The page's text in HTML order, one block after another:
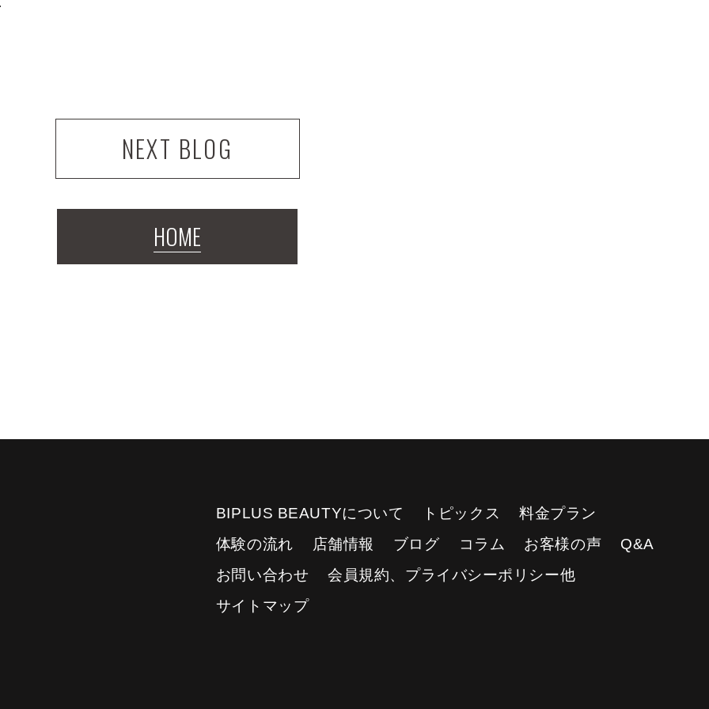
NEXT BLOG
HOME
BIPLUS BEAUTYについて トピックス
料金プラン
体験の流れ
店舗情報 ブログ コラム お客様の声
Q&A
お問い合わせ
会員規約、プライバシーポリシー他
サイトマップ